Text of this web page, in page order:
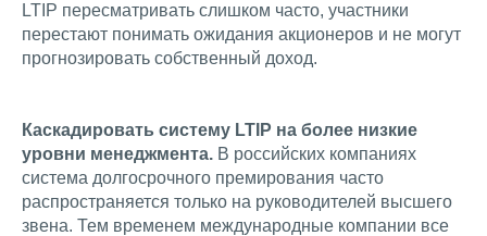
LTIP пересматривать слишком часто, участники
перестают понимать ожидания акционеров и не могут
прогнозировать собственный доход.
Каскадировать систему LTIP на более низкие
уровни менеджмента. В российских компаниях
система долгосрочного премирования часто
распространяется только на руководителей высшего
звена. Тем временем международные компании все